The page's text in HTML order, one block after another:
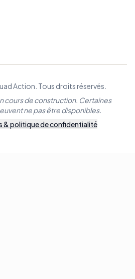
Action. Tous droits réservés.
cours de construction. Certaines
ne pas être disponibles.
& politique de confidentialité